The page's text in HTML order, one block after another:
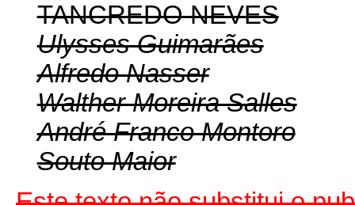
TANCREDO NEVES
Ulysses Guimarães
Alfredo Nasser
Walther Moreira Salles
André Franco Montoro
Souto Maior